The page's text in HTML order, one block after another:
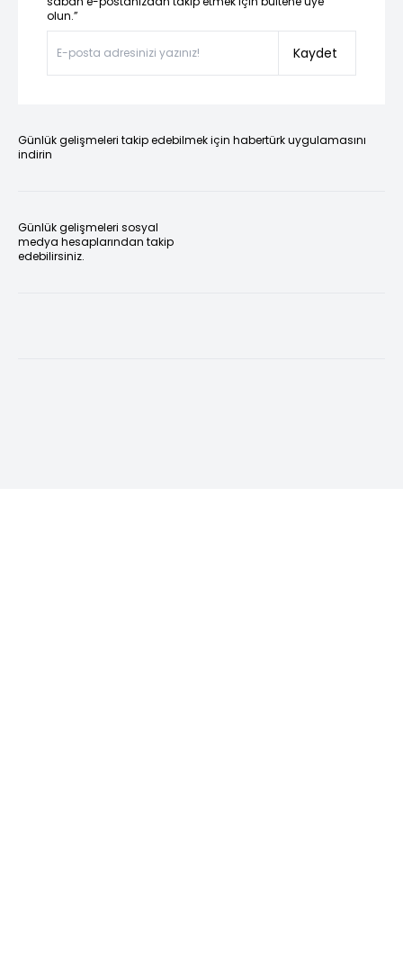
olun.”
Kaydet
Günlük gelişmeleri takip edebilmek için habertürk uygulamasını
indirin
Günlük gelişmeleri sosyal
medya hesaplarından takip
edebilirsiniz.